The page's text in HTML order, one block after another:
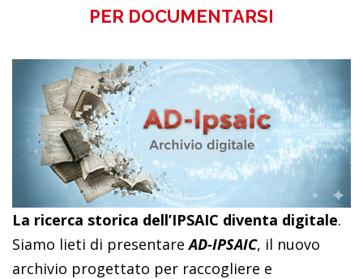
PER DOCUMENTARSI
La ricerca storica dell’IPSAIC diventa digitale.
Siamo lieti di presentareAD-IPSAIC, il nuovo
archivio progettato per raccogliere e